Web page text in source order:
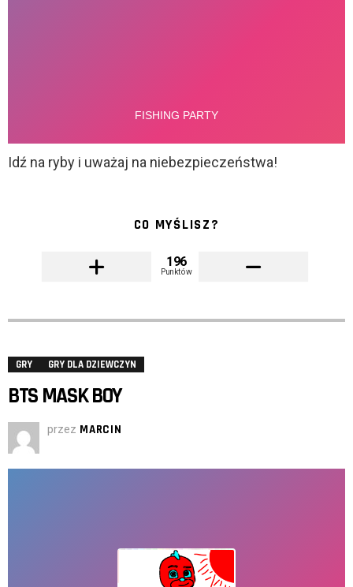
Idź na ryby i uważaj na niebezpieczeństwa!
CO MYŚLISZ?
196
Punktów
GRY GRY DLA DZIEWCZYN
BTS MASK BOY
przez MARCIN